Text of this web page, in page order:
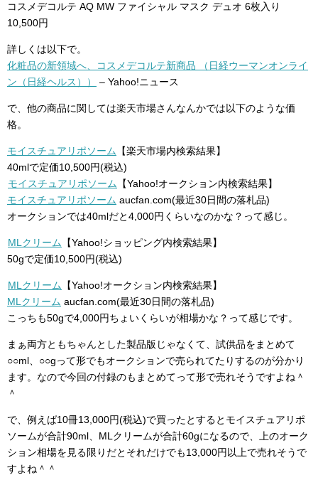
コスメデコルテ AQ MW ファイシャル マスク デュオ 6枚入り
10,500円
詳しくは以下で。
化粧品の新領域へ、コスメデコルテ新商品 （日経ウーマンオンライ
ン（日経ヘルス））
– Yahoo!ニュース
で、他の商品に関しては楽天市場さんなんかでは以下のような価
格。
モイスチュアリポソーム
【楽天市場内検索結果】
40mlで定価10,500円(税込)
モイスチュアリポソーム
【Yahoo!オークション内検索結果】
モイスチュアリポソーム aucfan.com(最近30日間の落札品)
オークションでは40mlだと4,000円くらいなのかな？って感じ。
MLクリーム
【Yahoo!ショッピング内検索結果】
50gで定価10,500円(税込)
MLクリーム
【Yahoo!オークション内検索結果】
MLクリーム aucfan.com(最近30日間の落札品)
こっちも50gで4,000円ちょいくらいが相場かな？って感じです。
まぁ両方ともちゃんとした製品版じゃなくて、試供品をまとめて
○○ml、○○gって形でもオークションで売られてたりするのが分かり
ます。なので今回の付録のもまとめてって形で売れそうですよね＾
＾
で、例えば10冊13,000円(税込)で買ったとするとモイスチュアリポ
ソームが合計90ml、MLクリームが合計60gになるので、上のオーク
ション相場を見る限りだとそれだけでも13,000円以上で売れそうで
すよね＾＾